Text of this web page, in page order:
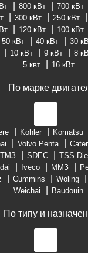
800 кВт 700 кВт
300 кВт 250 кВт
120 кВт 100 кВт
50 кВт 40 кВт 30
10 кВт 9 кВт 8
5 квт
16 кВт
По марке
Kohler Komatsu
Volvo Penta
ТМЗ SDEC TSS
Iveco ММЗ
Cummins Woling
Weichai
Baudouin
По типу и